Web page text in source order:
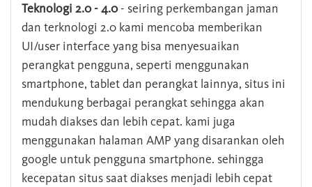
Teknologi 2.0 - 4.0- seiring perkembangan jaman
dan terknologi 2.0 kami mencoba memberikan
UI/user interface yang bisa menyesuaikan
perangkat pengguna, seperti menggunakan
smartphone, tablet dan perangkat lainnya, situs ini
mendukung berbagai perangkat sehingga akan
mudah diakses dan lebih cepat. kami juga
menggunakan halaman AMP yang disarankan oleh
google untuk pengguna smartphone. sehingga
kecepatan situs saat diakses menjadi lebih cepat